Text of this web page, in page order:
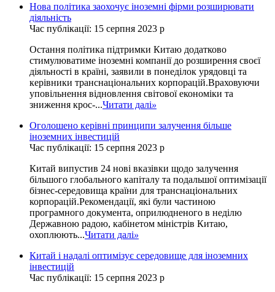
Нова політика заохочує іноземні фірми розширювати
діяльність
Час публікації: 15 серпня 2023 р
Остання політика підтримки Китаю додатково
стимулюватиме іноземні компанії до розширення своєї
діяльності в країні, заявили в понеділок урядовці та
керівники транснаціональних корпорацій.Враховуючи
уповільнення відновлення світової економіки та
зниження крос-...Читати далі»
Оголошено керівні принципи залучення більше
іноземних інвестицій
Час публікації: 15 серпня 2023 р
Китай випустив 24 нові вказівки щодо залучення
більшого глобального капіталу та подальшої оптимізації
бізнес-середовища країни для транснаціональних
корпорацій.Рекомендації, які були частиною
програмного документа, оприлюдненого в неділю
Державною радою, кабінетом міністрів Китаю,
охоплюють...Читати далі»
Китай і надалі оптимізує середовище для іноземних
інвестицій
Час публікації: 15 серпня 2023 р